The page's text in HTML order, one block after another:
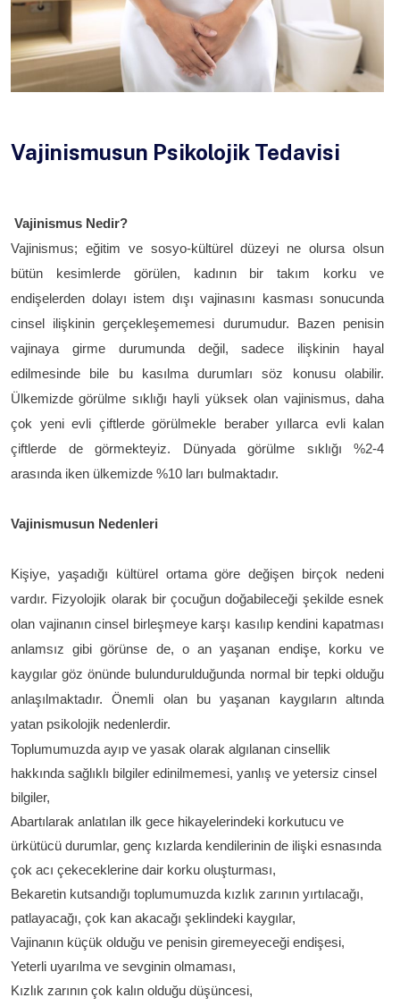
Vajinismusun Psikolojik Tedavisi
Vajinismus Nedir?
Vajinismus; eğitim ve sosyo-kültürel düzeyi ne olursa olsun
bütün kesimlerde görülen, kadının bir takım korku ve
endişelerden dolayı istem dışı vajinasını kasması sonucunda
cinsel ilişkinin gerçekleşememesi durumudur. Bazen penisin
vajinaya girme durumunda değil, sadece ilişkinin hayal
edilmesinde bile bu kasılma durumları söz konusu olabilir.
Ülkemizde görülme sıklığı hayli yüksek olan vajinismus, daha
çok yeni evli çiftlerde görülmekle beraber yıllarca evli kalan
çiftlerde de görmekteyiz. Dünyada görülme sıklığı %2-4
arasında iken ülkemizde %10 ları bulmaktadır.
Vajinismusun Nedenleri
Kişiye, yaşadığı kültürel ortama göre değişen birçok nedeni
vardır. Fizyolojik olarak bir çocuğun doğabileceği şekilde esnek
olan vajinanın cinsel birleşmeye karşı kasılıp kendini kapatması
anlamsız gibi görünse de, o an yaşanan endişe, korku ve
kaygılar göz önünde bulundurulduğunda normal bir tepki olduğu
anlaşılmaktadır. Önemli olan bu yaşanan kaygıların altında
yatan psikolojik nedenlerdir.
Toplumumuzda ayıp ve yasak olarak algılanan cinsellik
hakkında sağlıklı bilgiler edinilmemesi, yanlış ve yetersiz cinsel
bilgiler,
Abartılarak anlatılan ilk gece hikayelerindeki korkutucu ve
ürkütücü durumlar, genç kızlarda kendilerinin de ilişki esnasında
çok acı çekeceklerine dair korku oluşturması,
Bekaretin kutsandığı toplumumuzda kızlık zarının yırtılacağı,
patlayacağı, çok kan akacağı şeklindeki kaygılar,
Vajinanın küçük olduğu ve penisin giremeyeceği endişesi,
Yeterli uyarılma ve sevginin olmaması,
Kızlık zarının çok kalın olduğu düşüncesi,